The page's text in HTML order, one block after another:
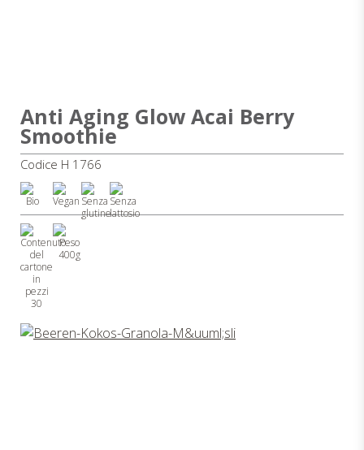
Anti Aging Glow Acai Berry
Smoothie
Codice H 1766
30
400g